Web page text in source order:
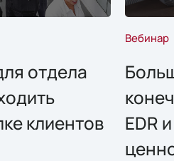
отдела
клиентов
Вебинар
EDR